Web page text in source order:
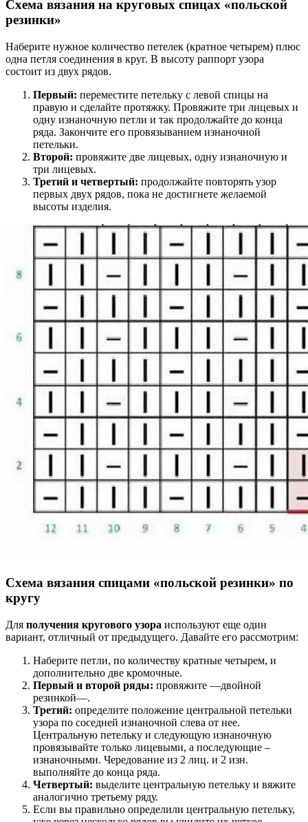
Схема вязания на круговых спицах «польской
резинки»
Наберите нужное количество петелек (кратное четырем) плюс
одна петля соединения в круг. В высоту раппорт узора
состоит из двух рядов.
Первый: переместите петельку с левой спицы на
правую и сделайте протяжку. Провяжите три лицевых и
одну изнаночную петли и так продолжайте до конца
ряда. Закончите его провязыванием изнаночной
петельки.
Второй: провяжите две лицевых, одну изнаночную и
три лицевых.
Третий и четвертый: продолжайте повторять узор
первых двух рядов, пока не достигнете желаемой
высоты изделия.
Схема вязания спицами «польской резинки» по
кругу
Для получения кругового узора используют еще один
вариант, отличный от предыдущего. Давайте его рассмотрим:
Наберите петли, по количеству кратные четырем, и
дополнительно две кромочные.
Первый и второй ряды: провяжите —двойной
резинкой—.
Третий: определите положение центральной петельки
узора по соседней изнаночной слева от нее.
Центральную петельку и следующую изнаночную
провязывайте только лицевыми, а последующие –
изнаночными. Чередование из 2 лиц. и 2 изн.
выполняйте до конца ряда.
Четвертый: выделите центральную петельку и вяжите
аналогично третьему ряду.
Если вы правильно определили центральную петельку,